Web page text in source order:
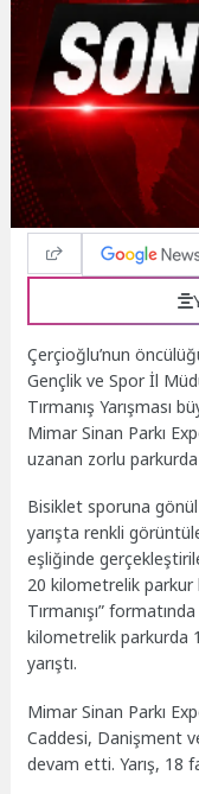
Çerçioğlu’nun
Gençlik ve Spor İl
Tırmanış Yarışması
Mimar Sinan Parkı
uzanan zorlu
Bisiklet sporuna
yarışta renkli
eşliğinde
20 kilometrelik parkur
Tırmanışı”
kilometrelik parkurda
yarıştı.
Mimar Sinan Parkı
Caddesi, Danişment
devam etti. Yarış, 18